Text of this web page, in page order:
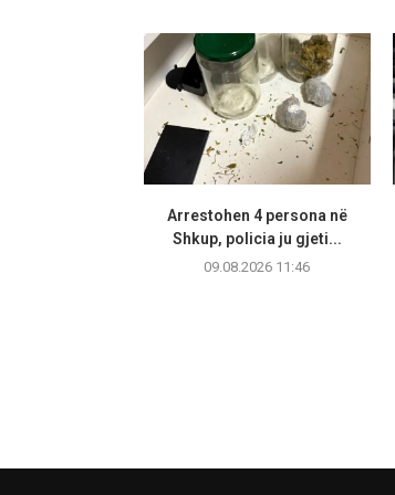
Arrestohen 4 persona në
Shkup, policia ju gjeti...
09.08.2026 11:46